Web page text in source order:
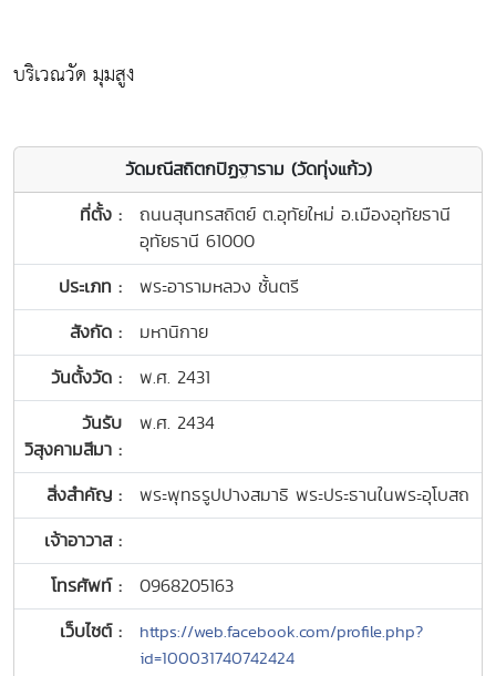
บริเวณวัด มุมสูง
วัดมณีสถิตกปิฏฐาราม (วัดทุ่งแก้ว)
ที่ตั้ง :
ถนนสุนทรสถิตย์ ต.อุทัยใหม่ อ.เมืองอุทัยธานี
อุทัยธานี 61000
ประเภท :
พระอารามหลวง ชั้นตรี
สังกัด :
มหานิกาย
วันตั้งวัด :
พ.ศ. 2431
วันรับ
วิสุงคามสีมา :
พ.ศ. 2434
สิ่งสำคัญ :
พระพุทธรูปปางสมาธิ พระประธานในพระอุโบสถ
เจ้าอาวาส :
โทรศัพท์ :
0968205163
เว็บไซต์ :
https://web.facebook.com/profile.php?
id=100031740742424